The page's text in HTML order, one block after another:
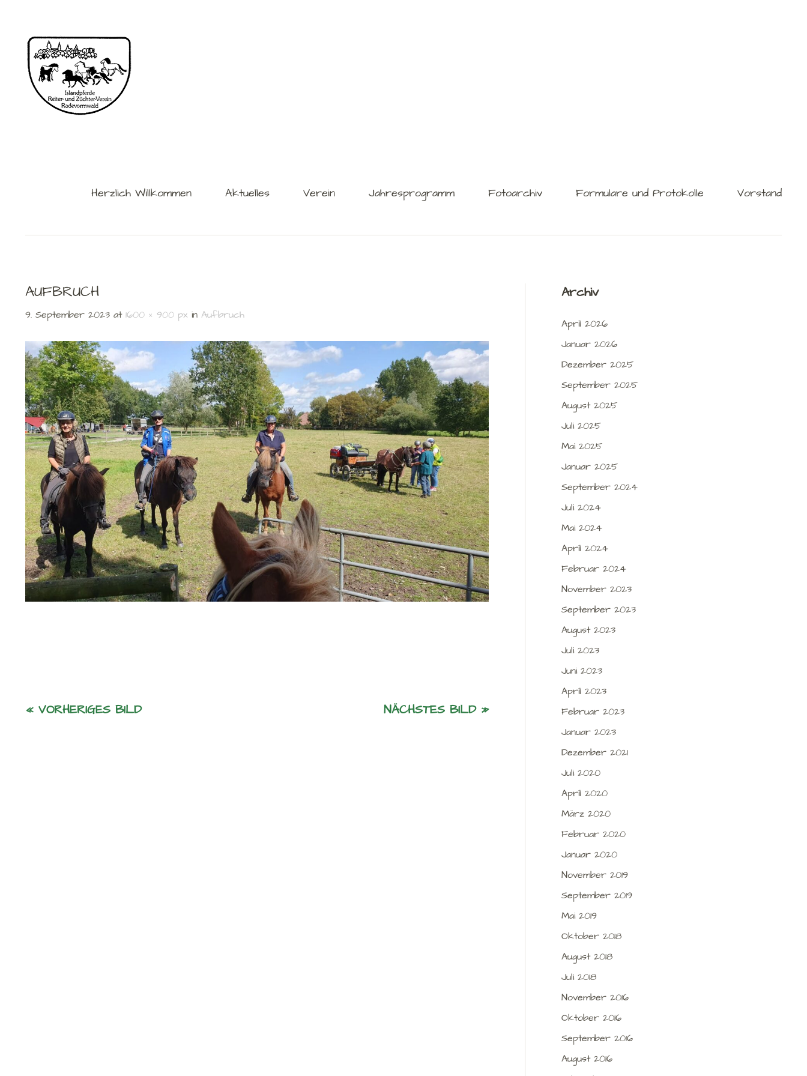
Herzlich Willkommen Aktuelles Verein Jahresprogramm Fotoarchiv Formulare und Protokolle Vorstand
AUFBRUCH
9. September 2023 at 1600 × 900 px in Aufbruch
« VORHERIGES BILD NÄCHSTES BILD »
Archiv
April 2026
Januar 2026
Dezember 2025
September 2025
August 2025
Juli 2025
Mai 2025
Januar 2025
September 2024
Juli 2024
Mai 2024
April 2024
Februar 2024
November 2023
September 2023
August 2023
Juli 2023
Juni 2023
April 2023
Februar 2023
Januar 2023
Dezember 2021
Juli 2020
April 2020
März 2020
Februar 2020
Januar 2020
November 2019
September 2019
Mai 2019
Oktober 2018
August 2018
Juli 2018
November 2016
Oktober 2016
September 2016
August 2016